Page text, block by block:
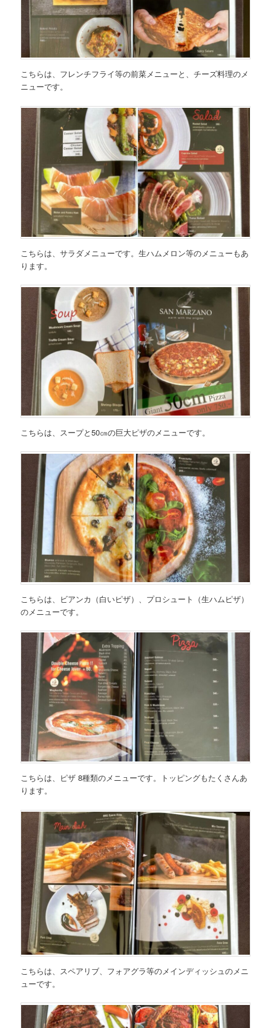
こちらは、 フレンチフライ等の前菜メニューと、チーズ料理のメ
ニューです。
こちらは、サラダメニューです。生ハムメロン等のメニューもあ
ります。
こちらは、 スープと50㎝の巨大ピザのメニューです。
こちらは、
ビアンカ（白いピザ）、プロシュート（生ハムピザ）
のメニューです。
こちらは、 ピザ8種類のメニューです。トッピングもたくさんあ
ります。
こちらは、 スペアリブ、フォアグラ等のメインディッシュのメニ
ューです。